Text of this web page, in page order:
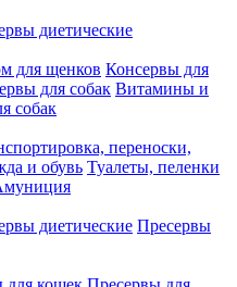
диетические
для щенков Консервы для
для собак Витамины и
собак
переноски,
и обувь Туалеты, пеленки
диетические Пресервы